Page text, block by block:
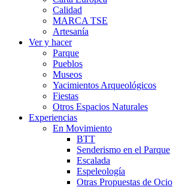
Calidad
MARCA TSE
Artesanía
Ver y hacer
Parque
Pueblos
Museos
Yacimientos Arqueológicos
Fiestas
Otros Espacios Naturales
Experiencias
En Movimiento
BTT
Senderismo en el Parque
Escalada
Espeleología
Otras Propuestas de Ocio